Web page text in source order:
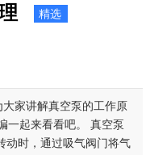
精选
家讲解真空泵的工作原
一起来看看吧。 真空泵
动时，通过吸气阀门将气